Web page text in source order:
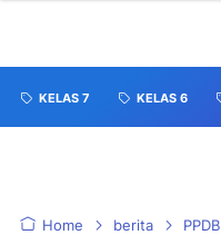
KELAS 7 KELAS 6
Home berita PPDB